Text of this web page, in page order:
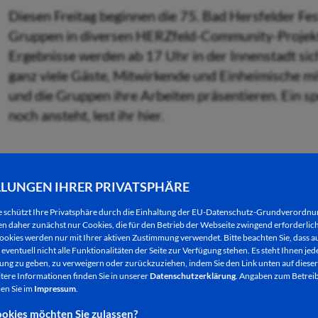
IHRER PRIVATSPHÄRE
schützt Ihre Privatsphäre durch die Einhaltung der EU-Datenschutz-
daher zunächst nur Cookies, die für den Betrieb der Webseite zwingend
werden nur mit Ihrer aktiven Zustimmung verwendet. Bitte beachten Sie, dass
nicht alle Funktionalitäten der Seite zur Verfügung stehen. Es steht Ihnen
zu geben, zu verweigern oder zurückzuziehen, indem Sie den Link unten auf
Informationen finden Sie in unsererDatenschutzerklärung. Angaben zum
Sie im Impressum.
möchten Sie zulassen?
Diesen Freitag beginnen die 75. Bad Hersfelder
Gruppen in diversen HERZfeld-Community-
Ergebnisse werden ab 17 Uhr in der Innenstadt
ganz viele Gäste, Mitwirkende und Einheimische
und die Gruppen ihre Arbeiten präsentieren. Ein
noch ansteht, lest ihr hier.
Freitag, 26. Juni
ganztägig:Ausstellung “ZeitGesichter”,
ganztägig:Ausstellung “Zeitnah”, Kapitelsaal
ab 7 Uhr: Wochenmarkt, Linggplatz